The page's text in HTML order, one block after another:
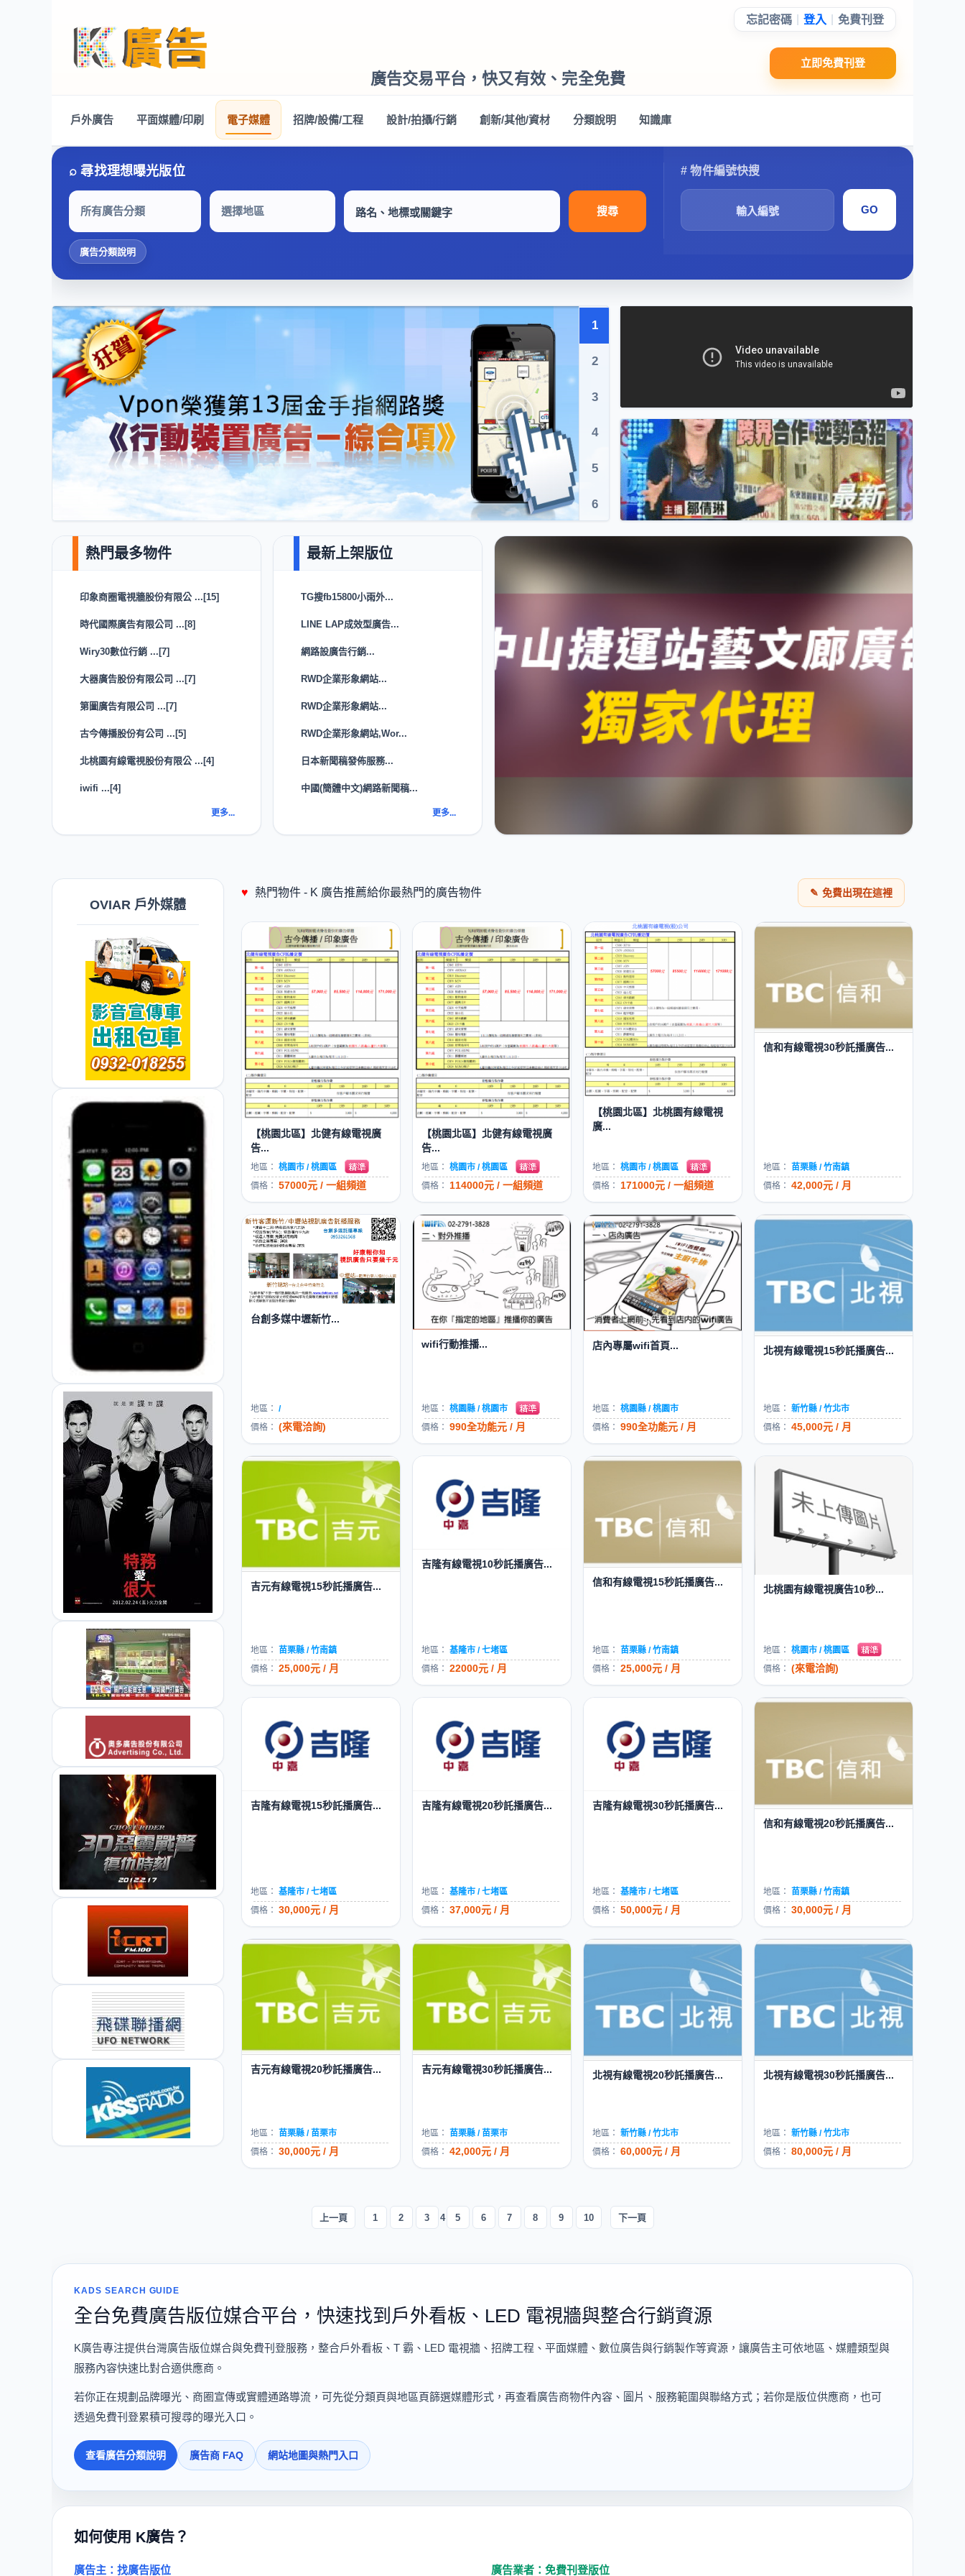
廣告交易平台，快又有效、完全免費
立即免費刊登
忘記密碼 登入 免費刊登
戶外廣告 平面媒體/印刷 電子媒體 招牌/設備/工程 設計/拍攝/行銷 創新/其他/資材 分類說明 知識庫
所有廣告分類 選擇地區 搜尋
廣告分類說明
尋
1
2
3
4
5
6
印象商圈電視牆股份有限公 ...[15]
時代國際廣告有限公司 ...[8]
Wiry30數位行銷 ...[7]
大器廣告股份有限公司 ...[7]
第圖廣告有限公司 ...[7]
古今傳播股份有公司 ...[5]
北桃園有線電視股份有限公 ...[4]
iwifi ...[4]
更多...
TG搜fb15800小雨外...
LINE LAP成效型廣告...
網路設廣告行銷...
RWD企業形象網站...
RWD企業形象網站...
RWD企業形象網站,Wor...
日本新聞稿發佈服務...
中國(簡體中文)網路新聞稿...
更多...
♥ 熱門物件 - K 廣告推薦給你最熱門的廣告物件 ✎ 免費出現在這裡
【桃園北區】北健有線電視廣
告...
地區： 桃園市 / 桃園區
價格： 57000元 / 一組頻道
【桃園北區】北健有線電視廣
告...
地區： 桃園市 / 桃園區
價格： 114000元 / 一組頻道
【桃園北區】北桃園有線電視
廣...
地區： 桃園市 / 桃園區
價格： 171000元 / 一組頻道
信和有線電視30秒託播廣告...
地區：
苗栗縣 / 竹南鎮
價格： 42,000元 / 月
台創多媒中壢新竹...
地區： /
價格： (來電洽詢)
wifi行動推播...
地區： 桃園縣 / 桃園市
價格： 990全功能元 / 月
店內專屬wifi首頁...
地區： 桃園縣 / 桃園市
價格： 990全功能元 / 月
北視有線電視15秒託播廣告...
地區： 新竹縣 / 竹北市
價格： 45,000元 / 月
吉元有線電視15秒託播廣告...
地區：
苗栗縣 / 竹南鎮
價格： 25,000元 / 月
吉隆有線電視10秒託播廣告...
地區： 基隆市 / 七堵區
價格： 22000元 / 月
信和有線電視15秒託播廣告...
地區：
苗栗縣 / 竹南鎮
價格： 25,000元 / 月
北桃園有線電視廣告10秒...
地區： 桃園市 / 桃園區
價格： (來電洽詢)
吉隆有線電視15秒託播廣告...
地區： 基隆市 / 七堵區
價格： 30,000元 / 月
吉隆有線電視20秒託播廣告...
地區： 基隆市 / 七堵區
價格： 37,000元 / 月
吉隆有線電視30秒託播廣告...
地區： 基隆市 / 七堵區
價格： 50,000元 / 月
信和有線電視20秒託播廣告...
地區：
苗栗縣 / 竹南鎮
價格： 30,000元 / 月
吉元有線電視20秒託播廣告...
地區：
苗栗縣 / 苗栗市
價格： 30,000元 / 月
吉元有線電視30秒託播廣告...
地區：
苗栗縣 / 苗栗市
價格： 42,000元 / 月
北視有線電視20秒託播廣告...
地區： 新竹縣 / 竹北市
價格： 60,000元 / 月
北視有線電視30秒託播廣告...
地區： 新竹縣 / 竹北市
價格： 80,000元 / 月
上一頁 1 2 3 4 5 6 7 8 9 10 下一頁
KADS SEARCH GUIDE
全台免費廣告版位媒合平台，快速找到戶外看板、LED 電視牆與整合行銷資源
K廣告專注提供台灣廣告版位媒合與免費刊登服務，整合戶外看板、T 霸、LED 電視牆、招牌工程、平面媒體、數位廣告與行銷製作等資源，讓廣告主可依地區、媒體類型與
服務內容快速比對合適供應商。
若你正在規劃品牌曝光、商圈宣傳或實體通路導流，可先從分類頁與地區頁篩選媒體形式，再查看廣告商物件內容、圖片、服務範圍與聯絡方式；若你是版位供應商，也可
透過免費刊登累積可搜尋的曝光入口。
查看廣告分類說明 廣告商 FAQ 網站地圖與熱門入口
如何使用 K廣告？
廣告主：找廣告版位 廣告業者：免費刊登版位